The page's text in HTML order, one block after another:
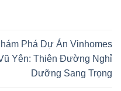
Phá Dự Án Vinhomes
Yên: Thiên Đường Nghỉ
Dưỡng Sang Trọng